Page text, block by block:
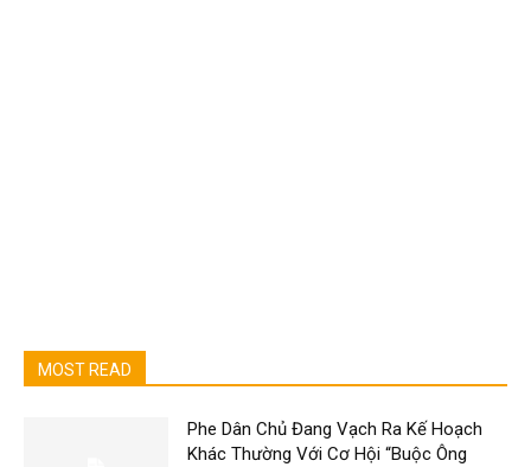
MOST READ
Phe Dân Chủ Đang Vạch Ra Kế Hoạch
Khác Thường Với Cơ Hội “Buộc Ông